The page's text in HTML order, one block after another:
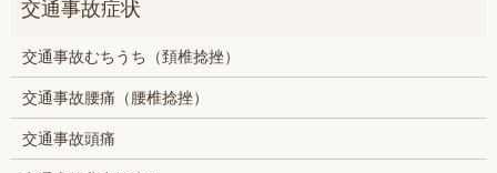
交通事故むちうち（頚椎捻挫）
交通事故腰痛（腰椎捻挫）
交通事故頭痛